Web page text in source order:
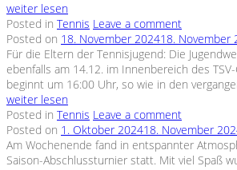
weiter lesen
Posted in Tennis Leave a comment
Posted on 18. November 202418. November
Für die Eltern der Tennisjugend: Die
ebenfalls am 14.12. im Innenbereich des
beginnt um 16:00 Uhr, so wie in den
weiter lesen
Posted in Tennis Leave a comment
Posted on 1. Oktober 202418. November
Am Wochenende fand in entspannter
Saison-Abschlussturnier statt. Mit viel Spaß